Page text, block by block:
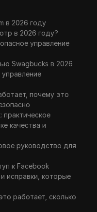
в 2026 году
в 2026 году?
управление
Swagbucks в 2026
почему это
практическое
качества и
руководство для
к Facebook
исправки, которые
работает, сколько